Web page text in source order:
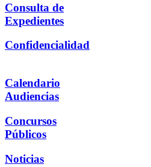
Consulta de
Expedientes
Confidencialidad
Calendario
Audiencias
Concursos
Públicos
Noticias